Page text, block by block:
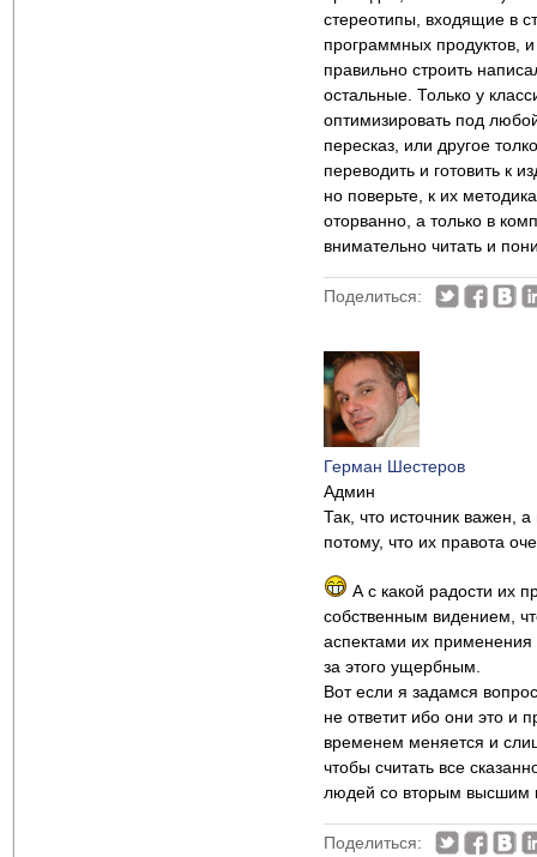
стереотипы, входящие в
программных продуктов,
правильно строить
остальные. Только у
оптимизировать под
пересказ, или другое
переводить и готовить к
но поверьте, к их
оторванно, а только в
внимательно читать и
Поделиться:
Герман Шестеров
Админ
Так, что источник важен,
потому, что их правота
А с какой радости их
собственным видением,
аспектами их применения
за этого ущербным.
Вот если я задамся
не ответит ибо они это и
временем меняется и
чтобы считать все
людей со вторым высшим
Поделиться: